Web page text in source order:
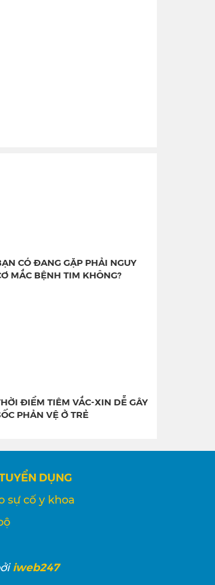
CÓ ĐANG GẶP PHẢI NGUY
MẮC BỆNH TIM KHÔNG?
ĐIỂM TIÊM VẮC-XIN DỄ GÂY
PHẢN VỆ Ở TRẺ
DỤNG
sự cố y khoa
iweb247